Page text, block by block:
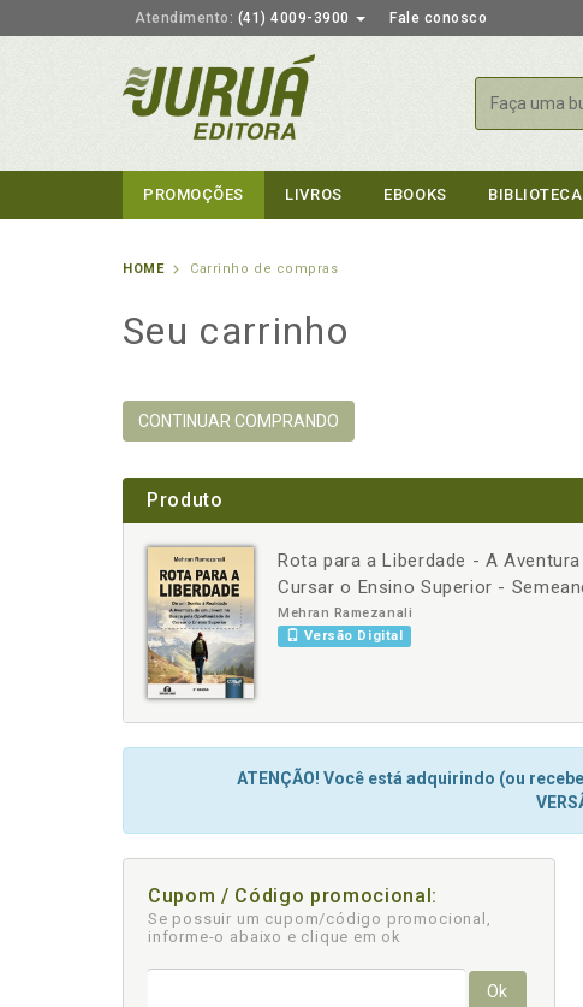
Atendimento: (41) 4009-3900 Fale conosco
Buscar
PROMOÇÕES LIVROS EBOOKS
HOME Carrinho de compras
Seu carrinho
CONTINUAR COMPRANDO
Produto
Rota para a Liberdade - A
Cursar o Ensino Superior -
Mehran Ramezanali
Versão Digital
- +
ATENÇÃO! Você está adquirindo (ou
Cupom / Código promocional:
Se possuir um cupom/código promocional,
informe-o abaixo e clique em ok
Ok